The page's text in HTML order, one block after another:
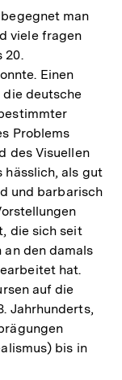
man
viele fragen
20.
Einen
die deutsche
Problems
des Visuellen
hässlich, als gut
und barbarisch
die sich seit
den damals
hat.
auf die
Jahrhunderts,
bis in